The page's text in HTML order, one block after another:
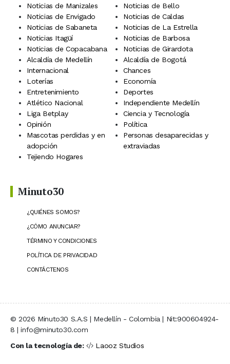
Noticias de Manizales
Noticias de Bello
Noticias de Envigado
Noticias de Caldas
Noticias de Sabaneta
Noticias de La Estrella
Noticias Itagüí
Noticias de Barbosa
Noticias de Copacabana
Noticias de Girardota
Alcaldía de Medellín
Alcaldía de Bogotá
Internacional
Chances
Loterías
Economía
Entretenimiento
Deportes
Atlético Nacional
Independiente Medellín
Liga Betplay
Ciencia y Tecnología
Opinión
Política
Mascotas perdidas y en
adopción
Personas desaparecidas y
extraviadas
Tejiendo Hogares
Minuto30
¿QUIÉNES SOMOS?
¿CÓMO ANUNCIAR?
TÉRMINO Y CONDICIONES
POLÍTICA DE PRIVACIDAD
CONTÁCTENOS
© 2026 Minuto30 S.A.S | Medellín - Colombia | Nit:900604924-
8 | info@minuto30.com
Con la tecnología de:
Laooz Studios